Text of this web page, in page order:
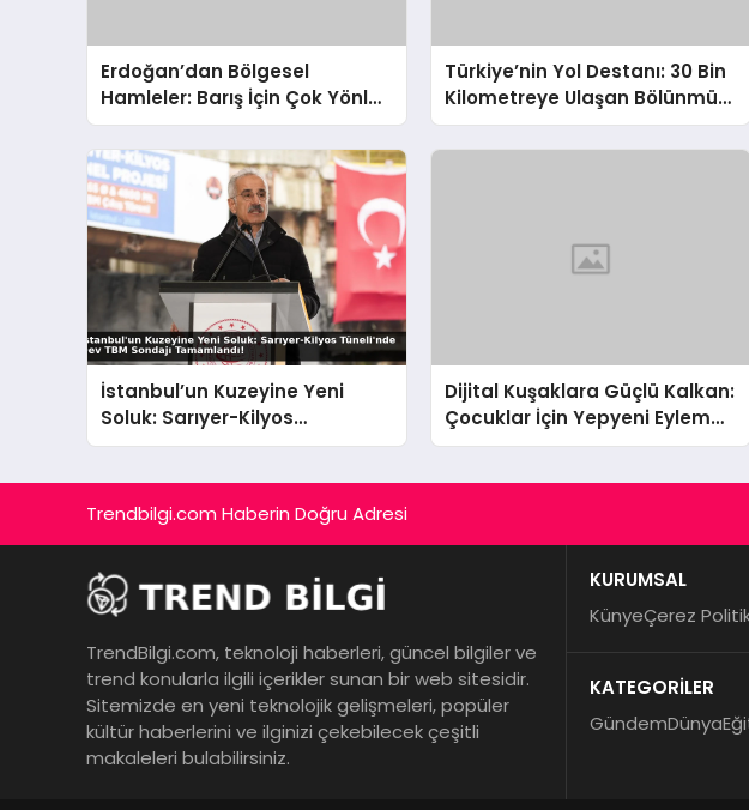
Erdoğan’dan Bölgesel
Hamleler: Barış İçin Çok Yönlü
Diplomasi
Türkiye’nin Yol Destanı: 30 Bin
Kilometreye Ulaşan Bölünmüş
Yollar ve Aşılmaz Direnç
İstanbul’un Kuzeyine Yeni
Soluk: Sarıyer-Kilyos
Tüneli’nde Dev TBM Sondajı
Dijital Kuşaklara Güçlü Kalkan:
Çocuklar İçin Yepyeni Eylem
Planı Devrede
Trendbilgi.com Haberin Doğru Adresi
TrendBilgi.com, teknoloji haberleri, güncel bilgiler ve
trend konularla ilgili içerikler sunan bir web sitesidir.
Sitemizde en yeni teknolojik gelişmeleri, popüler
kültür haberlerini ve ilginizi çekebilecek çeşitli
makaleleri bulabilirsiniz.
KURUMSAL
KünyeÇerez
KATEGORİLER
GündemDünya